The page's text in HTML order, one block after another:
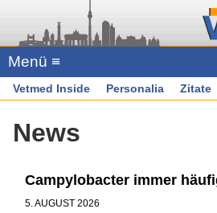
Menü ≡
Vetmed Inside Personalia Zitate
News
Campylobacter immer
5. AUGUST 2026